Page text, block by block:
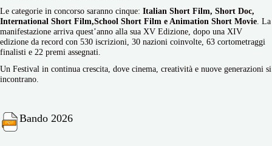
Le categorie in concorso saranno cinque: Italian Short Film, Short Doc,
International Short Film,School Short Film e Animation Short Movie . La
manifestazione arriva quest’anno alla sua XV Edizione, dopo una XIV
edizione da record con 530 iscrizioni, 30 nazioni coinvolte, 63 cortometraggi
finalisti e 22 premi assegnati.
Un Festival in continua crescita, dove cinema, creatività e nuove generazioni si
incontrano.
Bando 2026